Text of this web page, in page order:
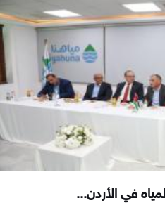
في الأردن...